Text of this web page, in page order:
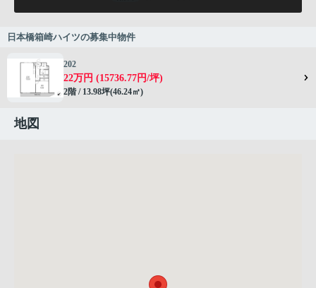
日本橋箱崎ハイツの募集中物件
202
22万円 (15736.77円/坪)
2階 / 13.98坪(46.24㎡)
地図